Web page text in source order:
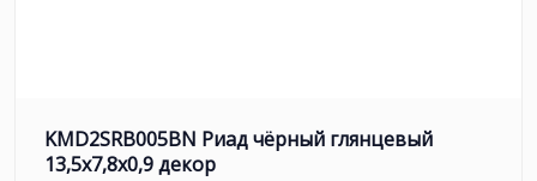
KMD2SRB005BN Риад чёрный глянцевый
13,5x7,8x0,9 декор